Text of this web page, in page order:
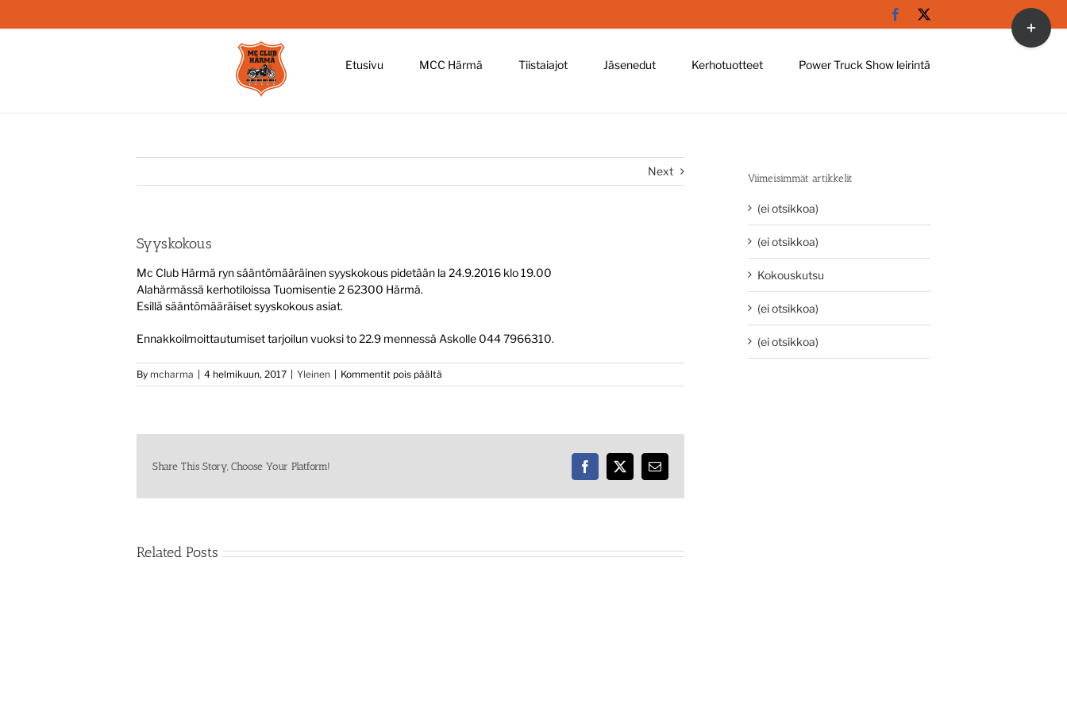
Facebook
Etusivu MCC Härmä Tiistaiajot Jäsenedut Kerhotuotteet Power Truck Show leirintä
Next
Syyskokous
Mc Club Härmä ryn sääntömääräinen syyskokous pidetään la 24.9.2016 klo 19.00
Alahärmässä kerhotiloissa Tuomisentie 2 62300 Härmä.
Esillä sääntömääräiset syyskokous asiat.
Ennakkoilmoittautumiset tarjoilun vuoksi to 22.9 mennessä Askolle 044 7966310.
By mcharma 4 helmikuun, 2017 Yleinen Kommentit pois päältä
Syyskokous
Share This Story, Choose Your Platform! Facebook
X Email
Related Posts
Viimeisimmät artikkelit
(ei otsikkoa)
(ei otsikkoa)
Kokouskutsu
(ei otsikkoa)
(ei otsikkoa)
Toggle
Sliding
Bar